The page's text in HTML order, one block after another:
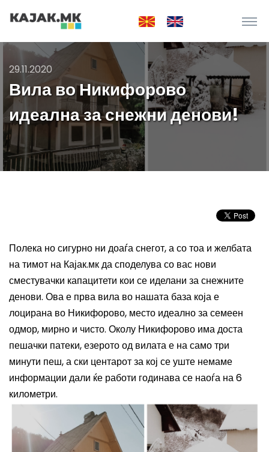
29.11.2020
Вила во Никифорово
идеална за снежни денови!
Полека но сигурно ни доаѓа снегот, а со тоа и желбата
на тимот на Кајак.мк да споделува со вас нови
сместувачки капацитети кои се иделани за снежните
денови. Ова е прва вила во нашата база која е
лоцирана во Никифорово, место идеално за семеен
одмор, мирно и чисто. Околу Никифорово има доста
пешачки патеки, езерото од вилата е на само три
минути пеш, а ски центарот за кој се уште немаме
информации дали ќе работи годинава се наоѓа на 6
километри.